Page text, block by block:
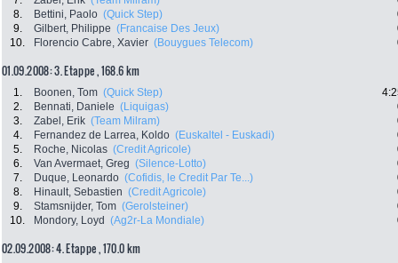
8.
Bettini, Paolo (Quick Step)
9.
Gilbert, Philippe (Francaise Des Jeux)
10.
Florencio Cabre, Xavier (Bouygues Telecom)
01.09.2008: 3. Etappe , 168.6 km
1. Boonen, Tom (Quick Step)
2.
Bennati, Daniele (Liquigas)
3.
Zabel, Erik (Team Milram)
4.
Fernandez de Larrea, Koldo (Euskaltel - Euskadi)
5.
Roche, Nicolas (Credit Agricole)
6.
Van Avermaet, Greg (Silence-Lotto)
7.
Duque, Leonardo (Cofidis, le Credit Par Te...)
8.
Hinault, Sebastien (Credit Agricole)
9.
Stamsnijder, Tom (Gerolsteiner)
10.
Mondory, Loyd (Ag2r-La Mondiale)
02.09.2008: 4. Etappe , 170.0 km